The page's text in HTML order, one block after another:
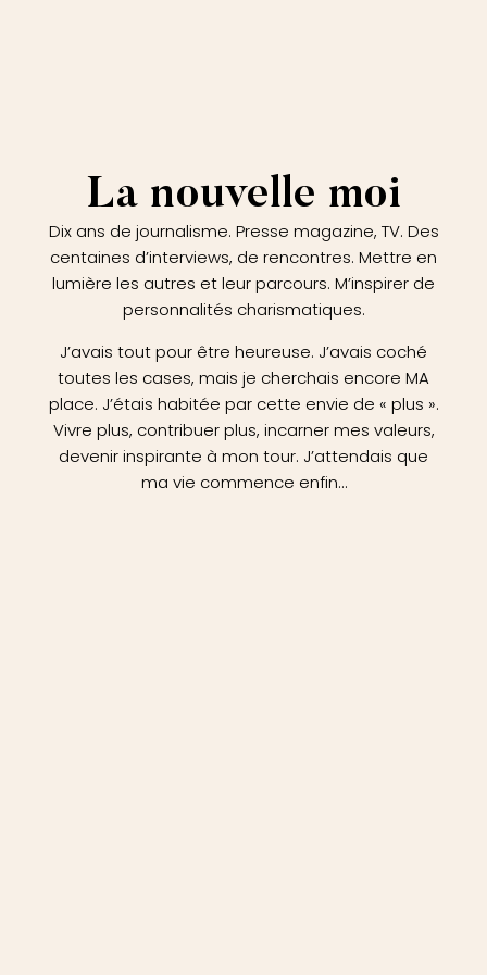
La nouvelle moi
Dix ans de journalisme. Presse magazine, TV. Des
centaines d’interviews, de rencontres. Mettre en
lumière les autres et leur parcours. M’inspirer de
personnalités charismatiques.
J’avais tout pour être heureuse. J’avais coché
toutes les cases, mais je cherchais encore MA
place. J’étais habitée par cette envie de « plus ».
Vivre plus, contribuer plus, incarner mes valeurs,
devenir inspirante à mon tour. J’attendais que
ma vie commence enfin…